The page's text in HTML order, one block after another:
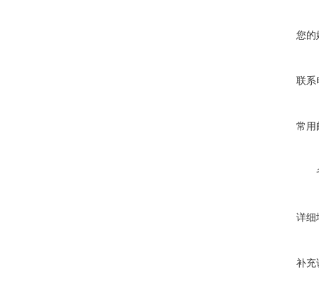
您的
联系
常用
详细
补充